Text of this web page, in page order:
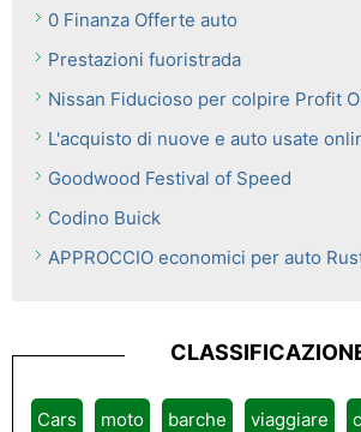
0 Finanza Offerte auto
Prestazioni fuoristrada
Nissan Fiducioso per colpire Profit
L'acquisto di nuove e auto usate
Goodwood Festival of Speed ​​
Codino Buick
APPROCCIO economici per auto
Cars moto barche viaggiare